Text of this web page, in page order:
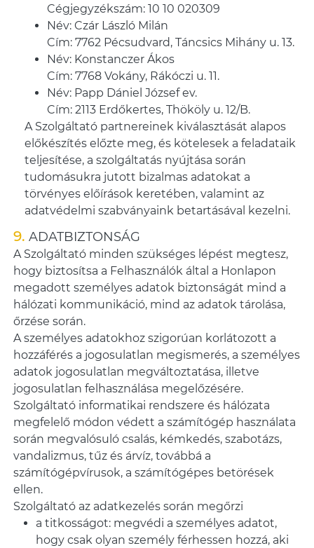
Cégjegyzékszám: 10 10 020309
Név: Czár László Milán
Cím: 7762 Pécsudvard, Táncsics Mihány u. 13.
Név: Konstanczer Ákos
Cím: 7768 Vokány, Rákóczi u. 11.
Név: Papp Dániel József ev.
Cím: 2113 Erdőkertes, Thököly u. 12/B.
A Szolgáltató partnereinek kiválasztását alapos
előkészítés előzte meg, és kötelesek a feladataik
teljesítése, a szolgáltatás nyújtása során
tudomásukra jutott bizalmas adatokat a
törvényes előírások keretében, valamint az
adatvédelmi szabványaink betartásával kezelni.
ADATBIZTONSÁG
A Szolgáltató minden szükséges lépést megtesz,
hogy biztosítsa a Felhasználók által a Honlapon
megadott személyes adatok biztonságát mind a
hálózati kommunikáció, mind az adatok tárolása,
őrzése során.
A személyes adatokhoz szigorúan korlátozott a
hozzáférés a jogosulatlan megismerés, a személyes
adatok jogosulatlan megváltoztatása, illetve
jogosulatlan felhasználása megelőzésére.
Szolgáltató informatikai rendszere és hálózata
megfelelő módon védett a számítógép használata
során megvalósuló csalás, kémkedés, szabotázs,
vandalizmus, tűz és árvíz, továbbá a
számítógépvírusok, a számítógépes betörések
ellen.
Szolgáltató az adatkezelés során megőrzi
a titkosságot: megvédi a személyes adatot,
hogy csak olyan személy férhessen hozzá, aki